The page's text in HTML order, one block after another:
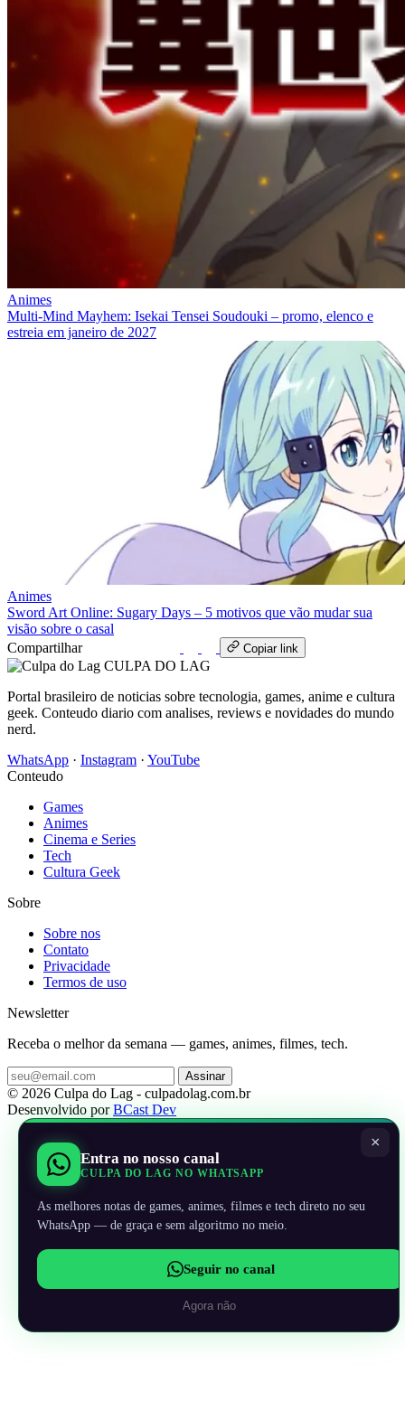
Animes
Multi-Mind Mayhem: Isekai Tensei Soudouki – promo, elenco e
estreia em janeiro de 2027
Animes
Sword Art Online: Sugary Days – 5 motivos que vão mudar sua
visão sobre o casal
Compartilhar
Copiar link
CULPA DO LAG
Portal brasileiro de noticias sobre tecnologia, games, anime e cultura
geek. Conteudo diario com analises, reviews e novidades do mundo
nerd.
WhatsApp · Instagram · YouTube
Conteudo
Games
Animes
Cinema e Series
Tech
Cultura Geek
Sobre
Sobre nos
Contato
Privacidade
Termos de uso
Newsletter
Receba o melhor da semana — games, animes, filmes, tech.
Assinar
© 2026 Culpa do Lag - culpadolag.com.br
Desenvolvido porBCast Dev
×
Entra no nosso canal
CULPA DO LAG NO WHATSAPP
As melhores notas de games, animes, filmes e tech direto no seu
WhatsApp — de graça e sem algoritmo no meio.
Seguir no canal
Agora não